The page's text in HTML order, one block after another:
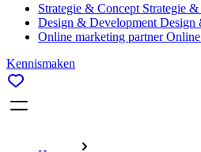
Strategie & Concept Strategie
Design & Development Design
Online marketing partner
Kennismaken